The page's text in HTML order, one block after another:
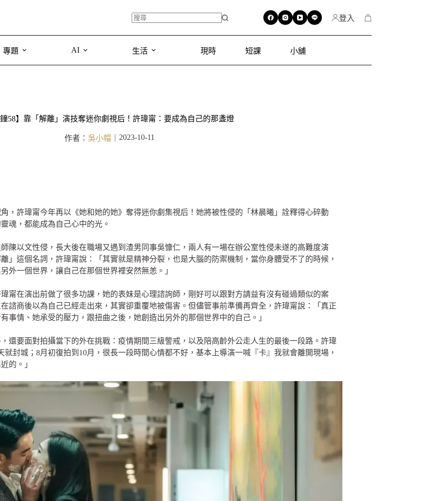
登入
專題 AI 生活 現時 短課 小舖
58】靠「解離」演技奪迷你劇視后！許瑋甯：要成為自己的那盞燈
作者： 吳小帽 2023-10-11
，許瑋甯今年再以《她和她的她》奪得迷你劇集視后！她將被性侵的「林晨曦」詮釋得心碎動
魂，都能成為自己心中的光。
陳以文性侵，長大後在職場又遇到渣男同事吳慷仁，兩人有一場在辦公室性侵未遂的高難度演
」這個名詞，許瑋甯說：「其實就是精神分裂，也是大腦的防禦機制，當你身體受不了的時候，
外一個世界，讓自己在那個世界裡安然無恙。」
甯在演出前做了很多功課，她的表妹是心理諮詢師，剛好可以跟對方請益有沒有碰過類似的案
諮商後以為自己已經走出來，其實卻重覆地被傷害。但儘管事前準備再齊全，許瑋甯說：「真正
事情、她承受的壓力，跟扭曲之後，她創造出另外的那個世界中的自己。」
還要面對拍攝當下的外在挑戰：疫情期間三級警戒，以及陪高齡外公走人生的最後一段路。許瑋
封城；8月初復拍到10月，很長一段時間心情都不好，基本上導演一喊『卡』我就會離開現場，
的。」